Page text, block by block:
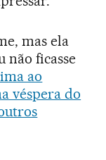
mas ela
não ficasse
ao
véspera do